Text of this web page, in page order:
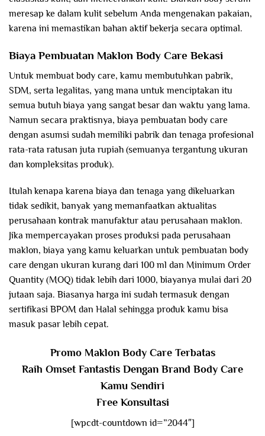
meresap ke dalam kulit sebelum Anda mengenakan pakaian,
karena ini memastikan bahan aktif bekerja secara optimal.
Biaya Pembuatan Maklon Body Care Bekasi
Untuk membuat body care, kamu membutuhkan pabrik,
SDM, serta legalitas, yang mana untuk menciptakan itu
semua butuh biaya yang sangat besar dan waktu yang lama.
Namun secara praktisnya, biaya pembuatan body care
dengan asumsi sudah memiliki pabrik dan tenaga profesional
rata-rata ratusan juta rupiah (semuanya tergantung ukuran
dan kompleksitas produk).
Itulah kenapa karena biaya dan tenaga yang dikeluarkan
tidak sedikit, banyak yang memanfaatkan aktualitas
perusahaan kontrak manufaktur atau perusahaan maklon.
Jika mempercayakan proses produksi pada perusahaan
maklon, biaya yang kamu keluarkan untuk pembuatan body
care dengan ukuran kurang dari 100 ml dan Minimum Order
Quantity (MOQ) tidak lebih dari 1000, biayanya mulai dari 20
jutaan saja. Biasanya harga ini sudah termasuk dengan
sertifikasi BPOM dan Halal sehingga produk kamu bisa
masuk pasar lebih cepat.
Promo Maklon Body Care Terbatas
Raih Omset Fantastis Dengan Brand Body Care
Kamu Sendiri
Free Konsultasi
[wpcdt-countdown id=”2044″]